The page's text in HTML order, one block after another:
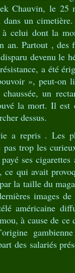
Chauvin, le 25
un
celui dont la
an. Partout , des
devenu le
a été
», peut-on
un
la mort. Il est
dessus.
a repris . Les
trop les
ses
ce qui avait
la taille du
images
américaine
à cause de ce
des salariés